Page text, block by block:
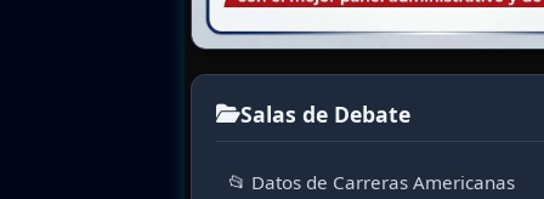
Salas de Debate
📂 Datos de Carreras Americanas